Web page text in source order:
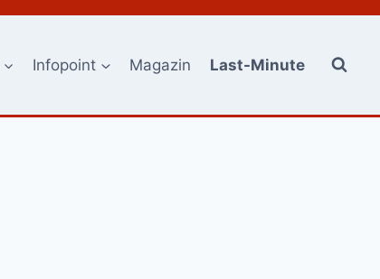
Infopoint Magazin Last-Minute